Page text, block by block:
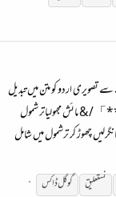
تصویری اردو کو متن میں تبدیل
/ & مائش مجہولیاتر شمول
سروس):کانگرلیں چھوڑ کر ترشمول میں شامل
نستعلیق گوگل ڈاکس